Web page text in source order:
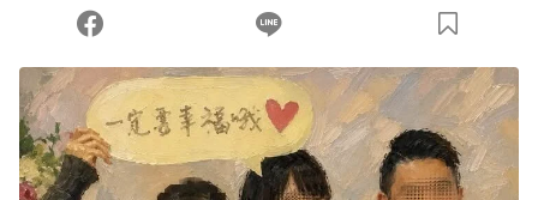
您當前剩餘 U 利點數：0點；前往 購買點數